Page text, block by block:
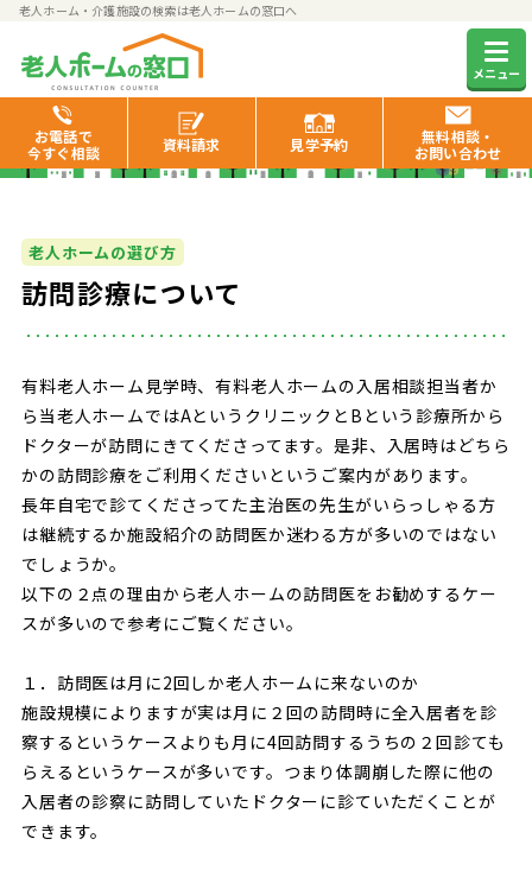
老人ホーム・介護施設の検索は老人ホームの窓口へ
メニュー
お電話で
今すぐ相談
資料請求 見学予約
無料相談・
お問い合わせ
老人ホームの窓口お役立ち情報
老人ホームの選び方
訪問診療について
有料老人ホーム見学時、有料老人ホームの入居相談担当者か
ら当老人ホームではAというクリニックとBという診療所から
ドクターが訪問にきてくださってます。是非、 入居時はどちら
かの訪問診療をご利用くださいというご案内があります。
長年自宅で診てくださってた主治医の先生がいらっしゃる方
は継続するか施設紹介の訪問医か迷わる方が多いのではない
でしょうか。
以下の２点の理由から老人ホームの訪問医をお勧めするケー
スが多いので参考にご覧ください。
１．訪問医は月に2回しか老人ホームに来ないのか
施設規模によりますが実は月に２回の訪問時に全入居者を診
察する というケースよりも月に4回訪問するうちの２回診ても
らえるとい うケースが多いです。つまり体調崩した際に他の
入居者の診察に訪問していたドクターに診ていただくことが
できます。